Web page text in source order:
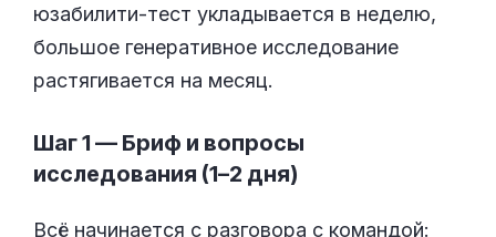
юзабилити-тест укладывается в неделю,
большое генеративное исследование
растягивается на месяц.
Шаг 1 — Бриф и вопросы
исследования (1–2 дня)
Всё начинается с разговора с командой: